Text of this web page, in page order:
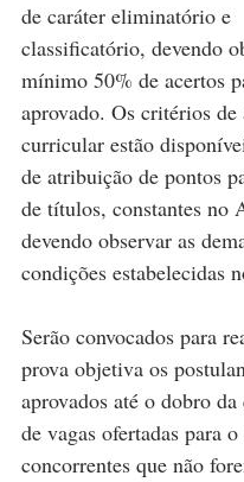
de caráter eliminatório e
classificatório, devendo
mínimo 50% de acertos
aprovado. Os critérios de
curricular estão
de atribuição de pontos
de títulos, constantes no
devendo observar as
condições estabelecidas
Serão convocados para
prova objetiva os
aprovados até o dobro
de vagas ofertadas para
concorrentes que não